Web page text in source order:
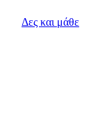
Δες και μάθε